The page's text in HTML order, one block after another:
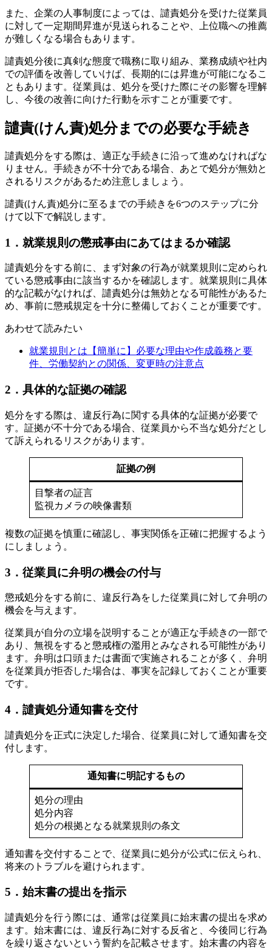
また、企業の人事制度によっては、譴責処分を受けた従業員
に対して一定期間昇進が見送られることや、上位職への推薦
が難しくなる場合もあります。
譴責処分後に真剣な態度で職務に取り組み、業務成績や社内
での評価を改善していけば、長期的には昇進が可能になるこ
ともあります。従業員は、処分を受けた際にその影響を理解
し、今後の改善に向けた行動を示すことが重要です。
譴責(けん責)処分までの必要な手続き
譴責処分をする際は、適正な手続きに沿って進めなければな
りません。手続きが不十分である場合、あとで処分が無効と
されるリスクがあるため注意しましょう。
譴責(けん責)処分に至るまでの手続きを6つのステップに分
けて以下で解説します。
1．就業規則の懲戒事由にあてはまるか確認
譴責処分をする前に、まず対象の行為が就業規則に定められ
ている懲戒事由に該当するかを確認します。就業規則に具体
的な記載がなければ、譴責処分は無効となる可能性があるた
め、事前に懲戒規定を十分に整備しておくことが重要です。
あわせて読みたい
就業規則とは【簡単に】必要な理由や作成義務と要
件、労働契約との関係、変更時の注意点
2．具体的な証拠の確認
処分をする際は、違反行為に関する具体的な証拠が必要で
す。証拠が不十分である場合、従業員から不当な処分だとし
て訴えられるリスクがあります。
証拠の例
目撃者の証言
監視カメラの映像書類
複数の証拠を慎重に確認し、事実関係を正確に把握するよう
にしましょう。
3．従業員に弁明の機会の付与
懲戒処分をする前に、違反行為をした従業員に対して弁明の
機会を与えます。
従業員が自分の立場を説明することが適正な手続きの一部で
あり、無視をすると懲戒権の濫用とみなされる可能性があり
ます。弁明は口頭または書面で実施されることが多く、弁明
を従業員が拒否した場合は、事実を記録しておくことが重要
です。
4．譴責処分通知書を交付
譴責処分を正式に決定した場合、従業員に対して通知書を交
付します。
通知書に明記するもの
処分の理由
処分内容
処分の根拠となる就業規則の条文
通知書を交付することで、従業員に処分が公式に伝えられ、
将来のトラブルを避けられます。
5．始末書の提出を指示
譴責処分を行う際には、通常は従業員に始末書の提出を求め
ます。始末書には、違反行為に対する反省と、今後同じ行為
を繰り返さないという誓約を記載させます。始末書の内容を